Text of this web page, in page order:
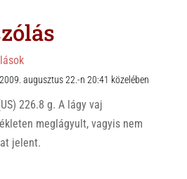
2009. augusztus 22.-n 20:41 közelében
226.8 g. A lágy vaj
meglágyult, vagyis nem
jelent.